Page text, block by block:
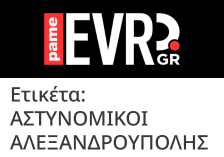
Ετικέτα:
ΑΣΤΥΝΟΜΙΚΟΙ
ΑΛΕΞΑΝΔΡΟΥΠΟΛΗΣ